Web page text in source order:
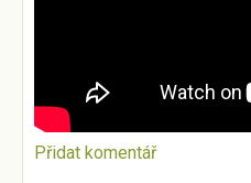
Přidat komentář